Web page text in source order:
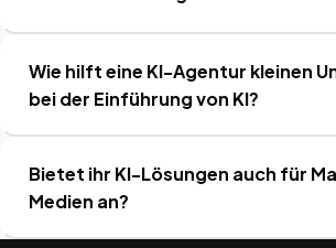
Wie hilft eine KI-Agentur kleinen
bei der Einführung von KI?
Bietet ihr KI-Lösungen auch für
Medien an?